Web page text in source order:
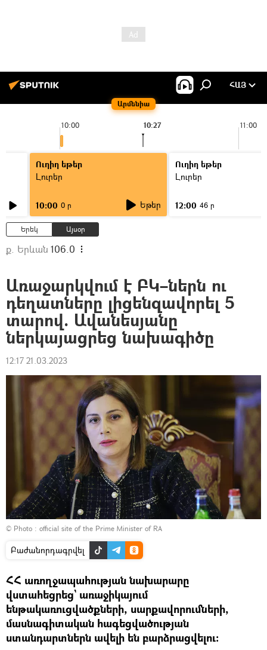
Արմենիա
ՀԱՅ
10:00 11:00
10:27
Ուղիղ եթեր
Լուրեր
10:00 0 ր Եթեր
Ուղիղ եթեր
Լուրեր
12:00 46 ր
Երեկ Այսօր
ք. Երևան 106.0
Առաջարկվում է ԲԿ–ներն ու
դեղատները լիցենզավորել 5
տարով. Ավանեսյանը
ներկայացրեց նախագիծը
12:17 21.03.2023
© Photo : official site of the Prime Minister of RA
Բաժանորդագրվել
ՀՀ առողջապահության նախարարը
վստահեցրեց` առաջիկայում
ենթակառուցվածքների, սարքավորումների,
մասնագիտական հագեցվածության
ստանդարտներն ավելի են բարձրացվելու։